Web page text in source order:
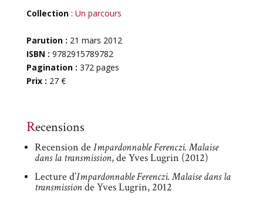
Collection: Un parcours
Parution : 21 mars 2012
ISBN : 9782915789782
Pagination : 372 pages
Prix : 27 €
Recensions
Recension de Impardonnable Ferenczi. Malaise
dans la transmission, de Yves Lugrin (2012)
Lecture d’Impardonnable Ferenczi. Malaise dans la
transmissionde Yves Lugrin, 2012